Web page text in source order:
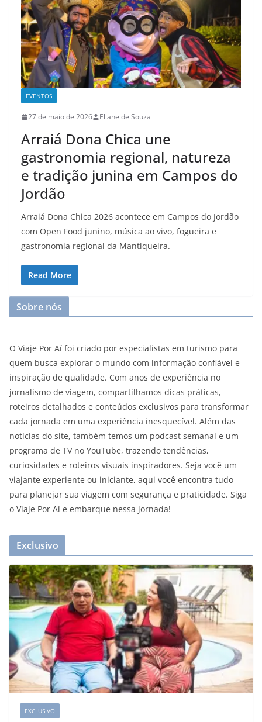
EVENTOS
27 de maio de 2026 Eliane de Souza
Arraiá Dona Chica une
gastronomia regional, natureza
e tradição junina em Campos do
Jordão
Arraiá Dona Chica 2026 acontece em Campos do Jordão
com Open Food junino, música ao vivo, fogueira e
gastronomia regional da Mantiqueira.
Read More
Sobre nós
O Viaje Por Aí foi criado por especialistas em turismo para
quem busca explorar o mundo com informação confiável e
inspiração de qualidade. Com anos de experiência no
jornalismo de viagem, compartilhamos dicas práticas,
roteiros detalhados e conteúdos exclusivos para transformar
cada jornada em uma experiência inesquecível. Além das
notícias do site, também temos um podcast semanal e um
programa de TV no YouTube, trazendo tendências,
curiosidades e roteiros visuais inspiradores. Seja você um
viajante experiente ou iniciante, aqui você encontra tudo
para planejar sua viagem com segurança e praticidade. Siga
o Viaje Por Aí e embarque nessa jornada!
Exclusivo
EXCLUSIVO